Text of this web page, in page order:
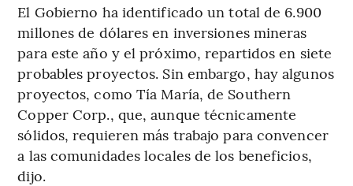
El Gobierno ha identificado un total de 6.900
millones de dólares en inversiones mineras
para este año y el próximo, repartidos en siete
probables proyectos. Sin embargo, hay algunos
proyectos, como Tía María, de Southern
Copper Corp., que, aunque técnicamente
sólidos, requieren más trabajo para convencer
a las comunidades locales de los beneficios,
dijo.